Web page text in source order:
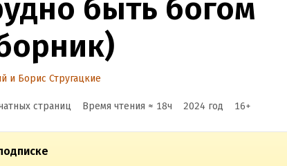
быть богом
и Борис Стругацкие
страниц Время чтения ≈ 18ч 2024 год 16+